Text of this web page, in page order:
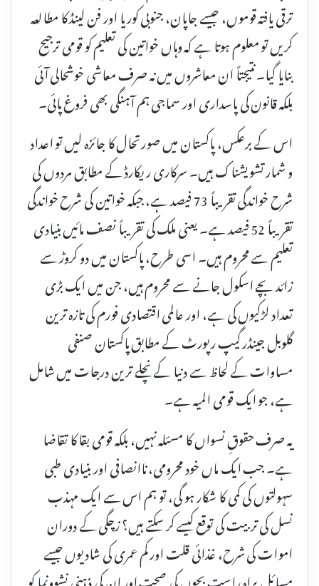
ترقی یافتہ قوموں، جیسے جاپان، جنوبی کوریا اور فن لینڈ کا مطالعہ
کریں تو معلوم ہوتا ہے کہ وہاں خواتین کی تعلیم کو قومی ترجیح
بنایا گیا۔ نتیجتاً ان معاشروں میں نہ صرف معاشی خوشحالی آئی
بلکہ قانون کی پاسداری اور سماجی ہم آہنگی بھی فروغ پائی۔
اس کے برعکس، پاکستان میں صورتحال کا جائزہ لیں تو اعداد
و شمار تشویشناک ہیں۔ سرکاری ریکارڈ کے مطابق مردوں کی
شرح خواندگی تقریباً 73 فیصد ہے، جبکہ خواتین کی شرح خواندگی
تقریباً 52 فیصد ہے۔ یعنی ملک کی تقریباً نصف مائیں بنیادی
تعلیم سے محروم ہیں۔ اسی طرح، پاکستان میں دو کروڑ سے
زائد بچے اسکول جانے سے محروم ہیں، جن میں ایک بڑی
تعداد لڑکیوں کی ہے، اور عالمی اقتصادی فورم کی تازہ ترین
گلوبل جینڈر گیپ رپورٹ کے مطابق پاکستان صنفی
مساوات کے لحاظ سے دنیا کے نچلے ترین درجات میں شامل
ہے، جو ایک قومی المیہ ہے۔
یہ صرف حقوقِ نسواں کا مسئلہ نہیں، بلکہ قومی بقا کا تقاضا
ہے۔ جب ایک ماں خود محرومی، ناانصافی اور بنیادی طبی
سہولتوں کی کمی کا شکار ہو گی، تو ہم اس سے ایک مہذب
نسل کی تربیت کی توقع کیسے کر سکتے ہیں؟ زچگی کے دوران
اموات کی شرح، غذائی قلت اور کم عمری کی شادیوں جیسے